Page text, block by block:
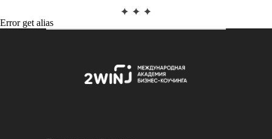
Error get alias